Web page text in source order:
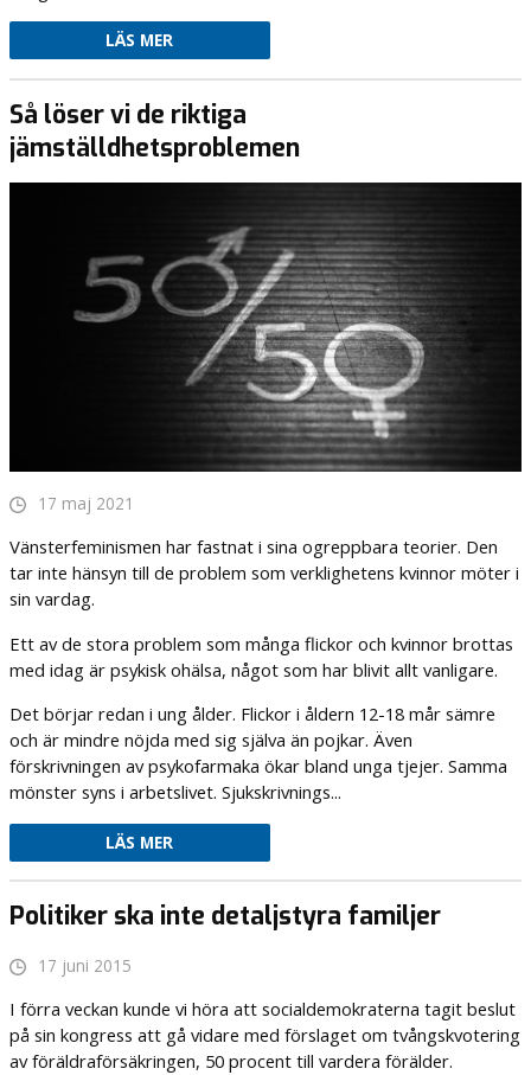
LÄS MER
Så löser vi de riktiga
jämställdhetsproblemen
17 maj 2021
Vänsterfeminismen har fastnat i sina ogreppbara teorier. Den
tar inte hänsyn till de problem som verklighetens kvinnor möter i
sin vardag.
Ett av de stora problem som många flickor och kvinnor brottas
med idag är psykisk ohälsa, något som har blivit allt vanligare.
Det börjar redan i ung ålder. Flickor i åldern 12-18 mår sämre
och är mindre nöjda med sig själva än pojkar. Även
förskrivningen av psykofarmaka ökar bland unga tjejer. Samma
mönster syns i arbetslivet. Sjukskrivnings...
LÄS MER
Politiker ska inte detaljstyra familjer
17 juni 2015
I förra veckan kunde vi höra att socialdemokraterna tagit beslut
på sin kongress att gå vidare med förslaget om tvångskvotering
av föräldraförsäkringen, 50 procent till vardera förälder.